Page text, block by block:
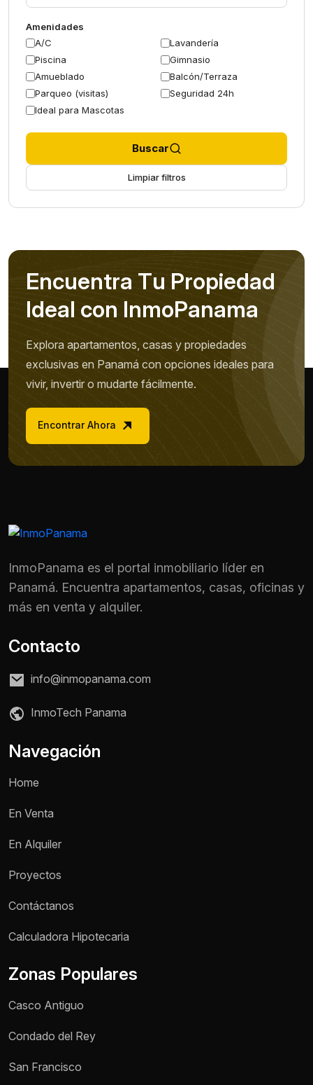
Amenidades
A/C
Lavandería
Piscina
Gimnasio
Amueblado
Balcón/Terraza
Parqueo (visitas)
Seguridad 24h
Ideal para Mascotas
Buscar
Limpiar filtros
Encuentra Tu Propiedad
Ideal con InmoPanama
Explora apartamentos, casas y propiedades
exclusivas en Panamá con opciones ideales para
vivir, invertir o mudarte fácilmente.
Encontrar Ahora
InmoPanama es el portal inmobiliario líder en
Panamá. Encuentra apartamentos, casas, oficinas y
más en venta y alquiler.
Contacto
info@inmopanama.com
InmoTech Panama
Navegación
Home
En Venta
En Alquiler
Proyectos
Contáctanos
Calculadora Hipotecaria
Zonas Populares
Casco Antiguo
Condado del Rey
San Francisco